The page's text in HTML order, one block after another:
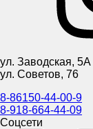
ул. Заводская, 5А
ул. Советов, 76
8-86150-44-00-9
8-918-664-44-09
Соцсети